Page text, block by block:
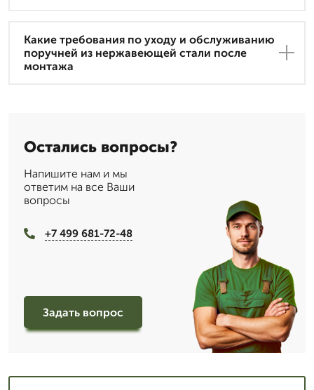
Какие требования по уходу и обслуживанию
поручней из нержавеющей стали после
монтажа
Остались вопросы?
Напишите нам и мы
ответим на все Ваши
вопросы
+7 499 681-72-48
Задать вопрос